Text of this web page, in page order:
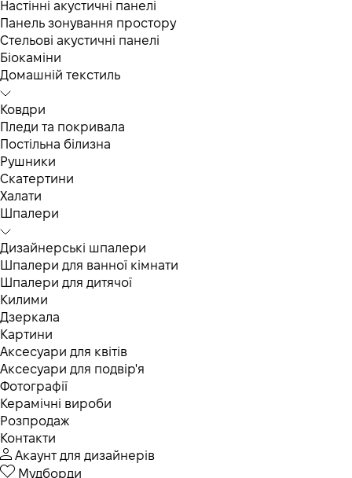
Настінні акустичні панелі
Панель зонування простору
Стельові акустичні панелі
Біокаміни
Домашній текстиль
Ковдри
Пледи та покривала
Постільна білизна
Рушники
Скатертини
Халати
Шпалери
Дизайнерські шпалери
Шпалери для ванної кімнати
Шпалери для дитячої
Килими
Дзеркала
Картини
Аксесуари для квітів
Аксесуари для подвір'я
Фотографії
Керамічні вироби
Розпродаж
Контакти
Акаунт для дизайнерів
Мудборди